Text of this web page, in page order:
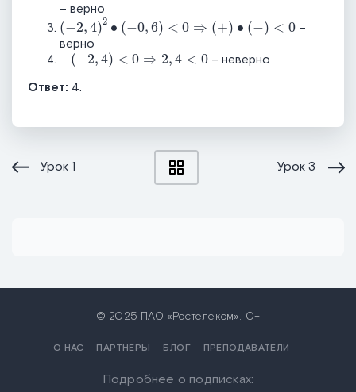
– верно
- 2,42∙-0 6 0⇒+ 0
–
верно
--2,4< 0⇒ 4
– неверно
Ответ: 4.
Урок1 Урок3
© 2025 ПАО «Ростелеком». 0+
О НАС ПАРТНЕРЫ БЛОГ ПРЕПОДАВАТЕЛИ
Подробнее о подписках: